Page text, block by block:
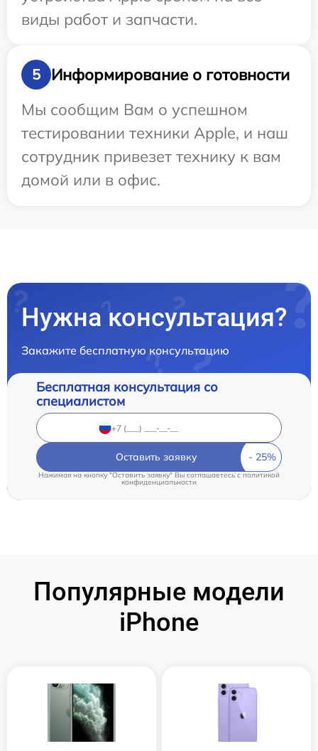
виды работ и запчасти.
5
Информирование о готовности
Мы сообщим Вам о успешном
тестировании техники Apple, и наш
сотрудник привезет технику к вам
домой или в офис.
Нужна консультация?
Закажите бесплатную консультацию
Бесплатная консультация со
специалистом
Оставить заявку
Нажимая на кнопку "Оставить заявку" Вы соглашаетесь cполитикой
конфиденциальности
Популярные модели
iPhone